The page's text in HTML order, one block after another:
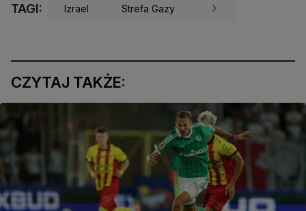
TAGI: Izrael Strefa Gazy
CZYTAJ TAKŻE: